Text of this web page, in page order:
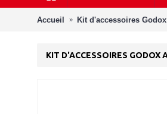
Accueil Kit d'accessoires Godox
KIT D'ACCESSOIRES GODOX